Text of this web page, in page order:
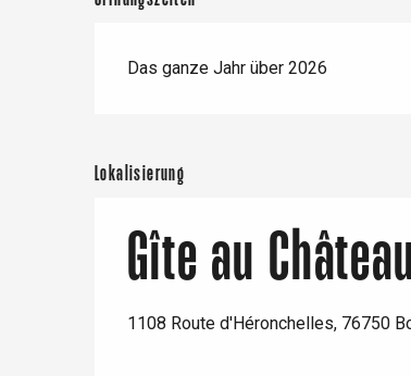
Das ganze Jahr über 2026
Lokalisierung
Gîte au
1108 Route d'Héronchelles, 76750